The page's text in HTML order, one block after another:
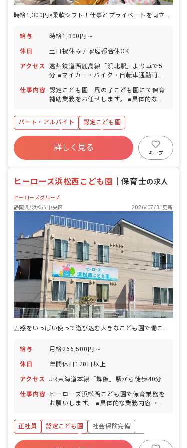
時給1,300円×柔軟シフト！仕事とプライベートを両立しやすいのが魅力！
給与 時給1,300円 ~
休日 土日祝休み / 家庭都合休OK
アクセス
遠州鉄道西鹿島線「浜北駅」より車で5
分 ■マイカー・バイク・自転車通勤可
仕事内容 認定こども園 風の子こども園にて保育
補助業務をお任せします。 ■具体的な仕
連絡帳記入（アプリまたはノート） ・園
内の環境整備 クラスは複数担任で受け持
つことが多いので、新人の方やブランク
のある方は必ず先輩保育教諭と一緒にク
ラスを受け持っていただきます。行事な
ども一人で行なうことは無く、先輩と一
困ったことは都度先輩に聞き、教えても
パート・アルバイト
認定こども園
社会保険完備
土日祝休み
有給
産休育休制度
詳しく見る
キープ
ヒーローズ浜松西こども園 ｜保育士の求人
ヒーローズグループ
静岡県/浜松市中央区
2026/07/31更新
給与 月給266,500円 ~
休日 年間休日120日以上
アクセス JR東海道本線「舞阪」駅から徒歩40分
仕事内容
ヒーローズ浜松西こども園で保育業務を
お願いします。 ■具体的な業務内容 ・子
睡・遊びの見守り など） ・年齢に応じ
た保育・活動の実施 ・保護者対応（連絡
帳・アプリ 等） ・園内行事の準備 など
正社員 認定こども園
社会保険完備
ボーナス・賞与あり
年間休日120日以上